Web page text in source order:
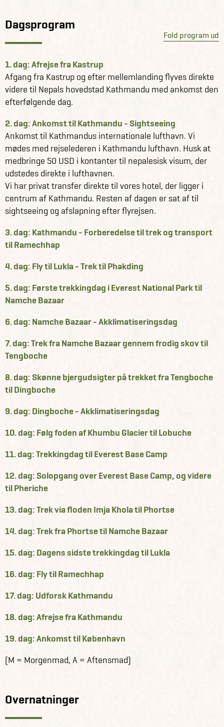
Vi tilbyder også denne tur uden dansk rejseleder, se den
Dagsprogram
Fold program ud
1. dag: Afrejse fra Kastrup
Afgang fra Kastrup og efter mellemlanding flyves direkte
videre til Nepals hovedstad Kathmandu med ankomst den
efterfølgende dag.
2. dag: Ankomst til Kathmandu - Sightseeing
Ankomst til Kathmandus internationale lufthavn. Vi
mødes med rejselederen i Kathmandu lufthavn. Husk at
medbringe 50 USD i kontanter til nepalesisk visum, der
udstedes direkte i lufthavnen.
Vi har privat transfer direkte til vores hotel, der ligger i
centrum af Kathmandu. Resten af dagen er sat af til
sightseeing og afslapning efter flyrejsen.
3. dag: Kathmandu - Forberedelse til trek og transport
til Ramechhap
4. dag: Fly til Lukla - Trek til Phakding
5. dag: Første trekkingdag i Everest National Park til
Namche Bazaar
6. dag: Namche Bazaar - Akklimatiseringsdag
7. dag: Trek fra Namche Bazaar gennem frodig skov til
Tengboche
8. dag: Skønne bjergudsigter på trekket fra Tengboche
til Dingboche
9. dag: Dingboche - Akklimatiseringsdag
10. dag: Følg foden af Khumbu Glacier til Lobuche
11. dag: Trekkingdag til Everest Base Camp
12. dag: Solopgang over Everest Base Camp, og videre
til Pheriche
13. dag: Trek via floden Imja Khola til Phortse
14. dag: Trek fra Phortse til Namche Bazaar
15. dag: Dagens sidste trekkingdag til Lukla
16. dag: Fly til Ramechhap
17. dag: Udforsk Kathmandu
18. dag: Afrejse fra Kathmandu
19. dag: Ankomst til København
(M = Morgenmad, A = Aftensmad)
Overnatninger